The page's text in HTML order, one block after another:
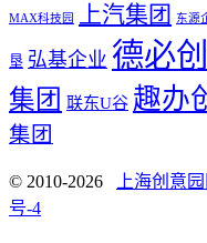
MAX科技园 上汽集团 东源
垦 弘基企业 德必
集团 联东U谷 趣办
集团
© 2010-2026 上海创意
号-4